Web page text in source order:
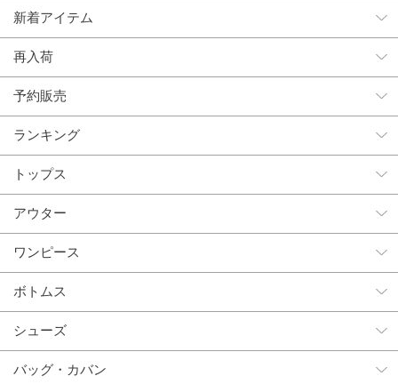
新着アイテム
再入荷
予約販売
ランキング
トップス
アウター
ワンピース
ボトムス
シューズ
バッグ・カバン